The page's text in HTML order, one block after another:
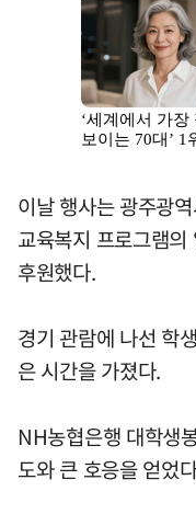
이날 행사는 광주광
교육복지 프로그램
후원했다.
경기 관람에 나선 학
은 시간을 가졌다.
NH농협은행 대학생
도와 큰 호응을 얻었